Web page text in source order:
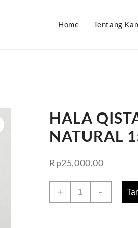
Home Tentang
HALA
NATURAL
Rp25,000.00
+
Kuantitas
HALA
-